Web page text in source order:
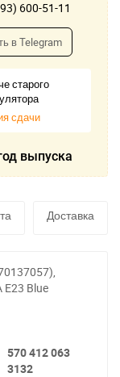
600-51-11
в Telegram
старого
сдачи
выпуска
Доставка
E23 Blue
570 412 063
3132